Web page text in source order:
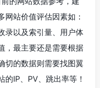
站价值评估因素如：
录以及索引量、用户体
，最主要还是需要根据
切的数据则需要找图翼
IP、PV、跳出率等！